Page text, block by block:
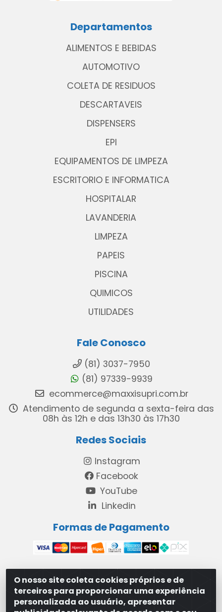
O nosso site coleta cookies próprios e de
terceiros para proporcionar uma experiência
personalizada ao usuário, apresentar
Departamentos
ALIMENTOS E BEBIDAS
AUTOMOTIVO
COLETA DE RESIDUOS
DESCARTAVEIS
DISPENSERS
EPI
EQUIPAMENTOS DE LIMPEZA
ESCRITORIO E INFORMATICA
HOSPITALAR
LAVANDERIA
LIMPEZA
PAPEIS
PISCINA
QUIMICOS
UTILIDADES
Fale Conosco
(81) 3037-7950
(81) 97339-9939
ecommerce@maxxisupri.com.br
Atendimento de segunda a sexta-feira das
08h às 12h e das 13h30 às 17h30
Redes Sociais
Instagram
Facebook
YouTube
Linkedin
Formas de Pagamento
MAXXISUPRI COMÉRCIO DE SANEANTES LTDA - Avenida
Antônio Cabral de Souza, 2872 - Maranguape II -
Paulista/PE - CEP 53.421-420 - 31.329.180/0001-83